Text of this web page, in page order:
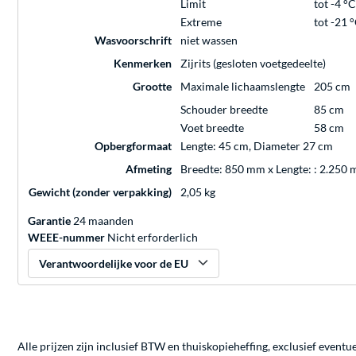
Limit
tot -4 °C
Extreme
tot -21
Wasvoorschrift
niet wassen
Kenmerken
Zijrits (gesloten voetgedeelte)
Grootte
Maximale lichaamslengte
205 cm
Schouder breedte
85 cm
Voet breedte
58 cm
Opbergformaat
Lengte: 45 cm, Diameter 27 cm
Afmeting
Breedte: 850 mm x Lengte: : 2.250
Gewicht (zonder verpakking)
2,05 kg
Garantie 24 maanden
WEEE-nummer Nicht erforderlich
Verantwoordelijke voor de EU
Alle prijzen zijn inclusief BTW en thuiskopieheffing, exclusief